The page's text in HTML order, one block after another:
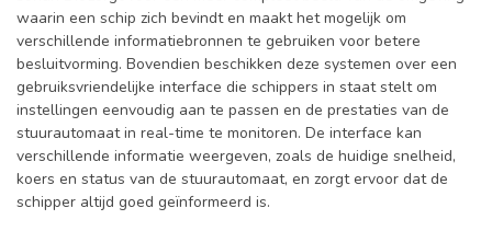
waarin een schip zich bevindt en maakt het mogelijk om
verschillende informatiebronnen te gebruiken voor betere
besluitvorming. Bovendien beschikken deze systemen over een
gebruiksvriendelijke interface die schippers in staat stelt om
instellingen eenvoudig aan te passen en de prestaties van de
stuurautomaat in real-time te monitoren. De interface kan
verschillende informatie weergeven, zoals de huidige snelheid,
koers en status van de stuurautomaat, en zorgt ervoor dat de
schipper altijd goed geïnformeerd is.